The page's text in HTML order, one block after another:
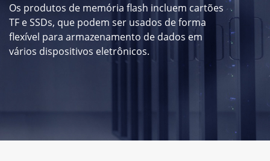
Os produtos de memória flash incluem cartões
TF e SSDs, que podem ser usados ​​de forma
flexível para armazenamento de dados em
vários dispositivos eletrônicos.